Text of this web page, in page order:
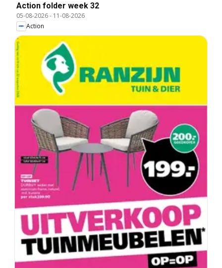
Action folder week 32
05-08-2026- 11-08-2026
Action